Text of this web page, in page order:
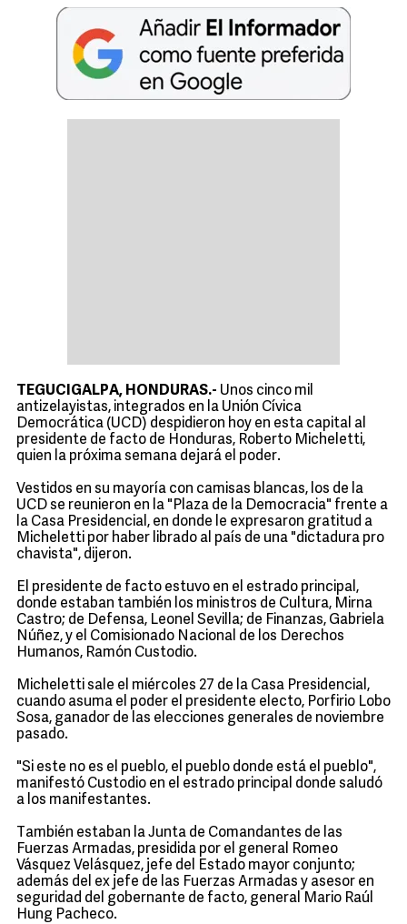
TEGUCIGALPA, HONDURAS.- Unos cinco mil
antizelayistas, integrados en la Unión Cívica
Democrática (UCD) despidieron hoy en esta capital al
presidente de facto de Honduras, Roberto Micheletti,
quien la próxima semana dejará el poder.
Vestidos en su mayoría con camisas blancas, los de la
UCD se reunieron en la "Plaza de la Democracia" frente a
la Casa Presidencial, en donde le expresaron gratitud a
Micheletti por haber librado al país de una "dictadura pro
chavista", dijeron.
El presidente de facto estuvo en el estrado principal,
donde estaban también los ministros de Cultura, Mirna
Castro; de Defensa, Leonel Sevilla; de Finanzas, Gabriela
Núñez, y el Comisionado Nacional de los Derechos
Humanos, Ramón Custodio.
Micheletti sale el miércoles 27 de la Casa Presidencial,
cuando asuma el poder el presidente electo, Porfirio Lobo
Sosa, ganador de las elecciones generales de noviembre
pasado.
"Si este no es el pueblo, el pueblo donde está el pueblo",
manifestó Custodio en el estrado principal donde saludó
a los manifestantes.
También estaban la Junta de Comandantes de las
Fuerzas Armadas, presidida por el general Romeo
Vásquez Velásquez, jefe del Estado mayor conjunto;
además del ex jefe de las Fuerzas Armadas y asesor en
seguridad del gobernante de facto, general Mario Raúl
Hung Pacheco.